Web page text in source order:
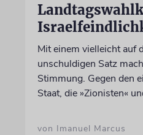
Mit einem vielleicht auf
unschuldigen Satz
Stimmung. Gegen den
Staat, die »Zionisten«
von Imanuel Marcus